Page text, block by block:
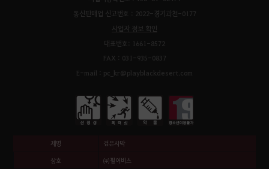
통신판매업 신고번호 : 2022-경기과천-0177
사업자 정보 확인
대표번호: 1661-8572
FAX : 031-935-0837
E-mail : pc_kr@playblackdesert.com
제명 검은사막
상호 ㈜펄어비스